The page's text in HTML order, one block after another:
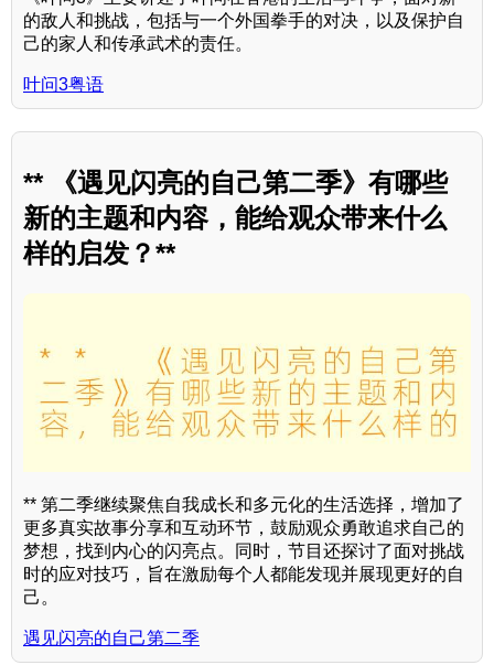
的敌人和挑战，包括与一个外国拳手的对决，以及保护自
己的家人和传承武术的责任。
叶问3粤语
** 《遇见闪亮的自己第二季》有哪些
新的主题和内容，能给观众带来什么
样的启发？**
** 第二季继续聚焦自我成长和多元化的生活选择，增加了
更多真实故事分享和互动环节，鼓励观众勇敢追求自己的
梦想，找到内心的闪亮点。同时，节目还探讨了面对挑战
时的应对技巧，旨在激励每个人都能发现并展现更好的自
己。
遇见闪亮的自己第二季